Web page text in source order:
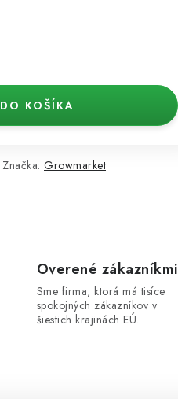
DO KOŠÍKA
Značka: Growmarket
Overené zákazníkmi
Sme firma, ktorá má tisíce
spokojných zákazníkov v
šiestich krajinách EÚ.